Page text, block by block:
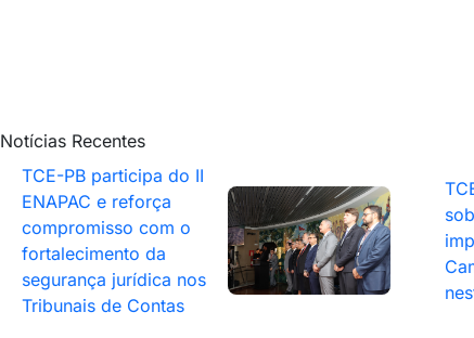
Notícias Recentes
TCE-PB participa do II
ENAPAC e reforça
compromisso com o
fortalecimento da
segurança jurídica nos
Tribunais de Contas